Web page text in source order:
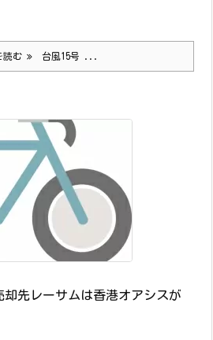
読む 台風15号 ...
先レーサムは香港オアシスが